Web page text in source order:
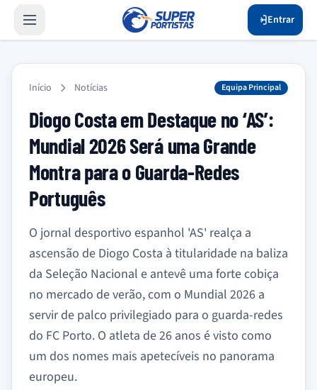
Entrar
Início Notícias Equipa Principal
Diogo Costa em Destaque no ‘AS’:
Mundial 2026 Será uma Grande
Montra para o Guarda-Redes
Português
O jornal desportivo espanhol 'AS' realça a
ascensão de Diogo Costa à titularidade na baliza
da Seleção Nacional e antevê uma forte cobiça
no mercado de verão, com o Mundial 2026 a
servir de palco privilegiado para o guarda-redes
do FC Porto. O atleta de 26 anos é visto como
um dos nomes mais apetecíveis no panorama
europeu.